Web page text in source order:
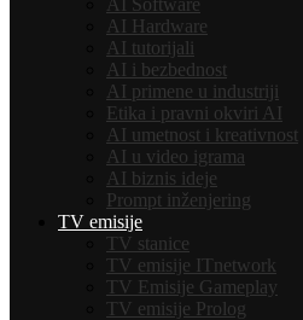
AI Software
AI Hardware
AI tutorijali
AI i bezbednost
AI primene u industriji
Etika i pravni okviri AI
AI umetnost i kreativnost
AI u video igrama
AI biznis ideje
Prompt inženjering
TV emisije
TV stanice
TV emisije ITnetwork
TV Emisije Gameplay
TV emisije Prolog